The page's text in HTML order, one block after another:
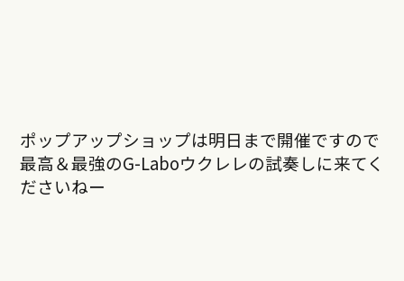
ポップアップショップは明日まで開催ですので
最高＆最強のG-Laboウクレレの試奏しに来てく
ださいねー